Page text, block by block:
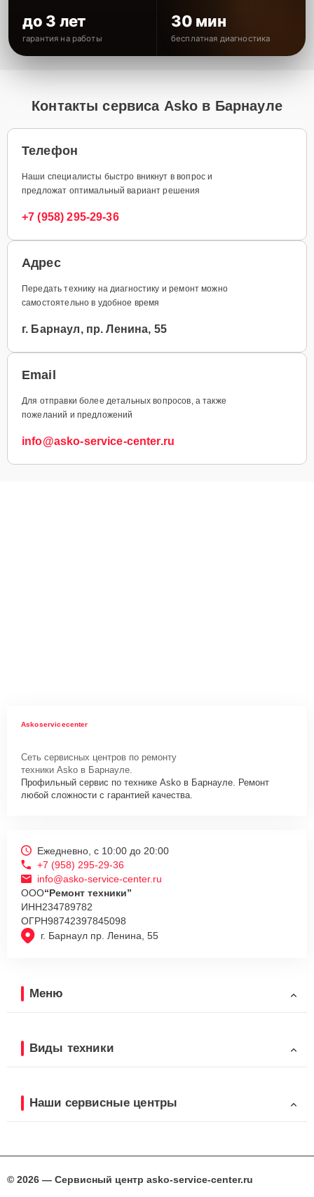
до 3 лет
гарантия на работы
30 мин
бесплатная диагностика
Контакты сервиса Asko в Барнауле
Телефон
Наши специалисты быстро вникнут в вопрос и
предложат оптимальный вариант решения
+7 (958) 295-29-36
Адрес
Передать технику на диагностику и ремонт можно
самостоятельно в удобное время
г. Барнаул, пр. Ленина, 55
Email
Для отправки более детальных вопросов, а также
пожеланий и предложений
info@asko-service-center.ru
Askoservicecenter
Сеть сервисных центров по ремонту
техники Asko в Барнауле.
Профильный сервис по технике Asko в Барнауле. Ремонт
любой сложности с гарантией качества.
г. Барнаул пр. Ленина, 55
Ежедневно, с 10:00 до 20:00
+7 (958) 295-29-36
info@asko-service-center.ru
ООО“Ремонт техники”
ИНН234789782
ОГРН98742397845098
Меню
Виды техники
Наши сервисные центры
© 2026 — Сервисный центр asko-service-center.ru